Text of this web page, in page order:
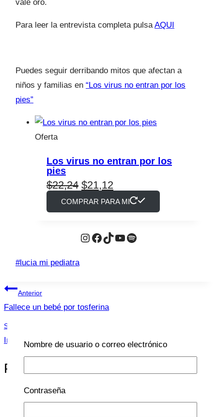
vale oro.
Para leer la entrevista completa pulsaAQUI
Puedes seguir derribando mitos que afectan a
niños y familias en “Los virus no entran por los
pies”
OfertaProducto
oferta
Los virus no entran por los
pies
$22,24 El
precio
era:
$21,12
precio
es:
COMPRAR PARA MI
Instagram
Facebook
TikTok
YouTube
Spotify
Etiquetas
la
entrada:
#lucia mi pediatra
Navegación
de
entradas
Anterior
Fallece un bebé por tosferina
Siguiente
Infecciones de orina
Publicaciones Similares
Nombre de usuario o correo electrónico
Contraseña